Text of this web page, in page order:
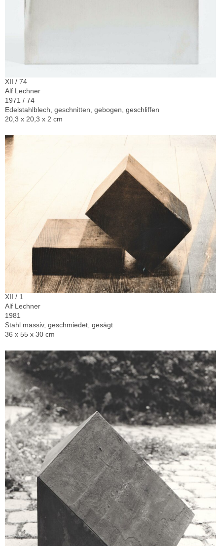
XII / 74
Alf Lechner
1971 / 74
Edelstahlblech, geschnitten, gebogen, geschliffen
20,3 x 20,3 x 2 cm
XII / 1
Alf Lechner
1981
Stahl massiv, geschmiedet, gesägt
36 x 55 x 30 cm